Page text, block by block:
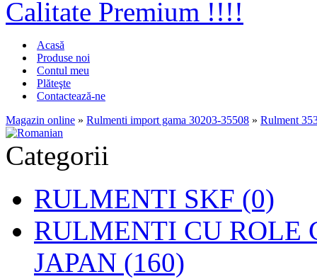
Acasă
Produse noi
Contul meu
Plăteşte
Contactează-ne
Magazin online » Rulmenti import gama 30203-35508 » Rulment
Categorii
RULMENTI SKF (0)
RULMENTI CU ROLE
JAPAN (160)